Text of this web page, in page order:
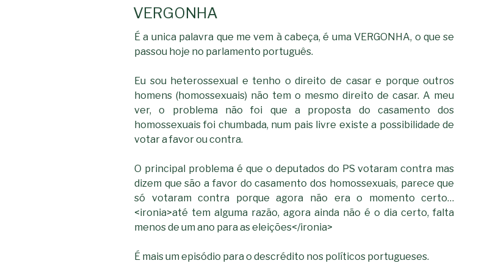
EM
VERGONHA
É a unica palavra que me vem à cabeça, é uma VERGONHA, o que se
passou hoje no parlamento português.
Eu sou heterossexual e tenho o direito de casar e porque outros
homens (homossexuais) não tem o mesmo direito de casar. A meu
ver, o problema não foi que a proposta do casamento dos
homossexuais foi chumbada, num pais livre existe a possibilidade de
votar a favor ou contra.
O principal problema é que o deputados do PS votaram contra mas
dizem que são a favor do casamento dos homossexuais, parece que
só votaram contra porque agora não era o momento certo…
<ironia>até tem alguma razão, agora ainda não é o dia certo, falta
menos de um ano para as eleições</ironia>
É mais um episódio para o descrédito nos políticos portugueses.